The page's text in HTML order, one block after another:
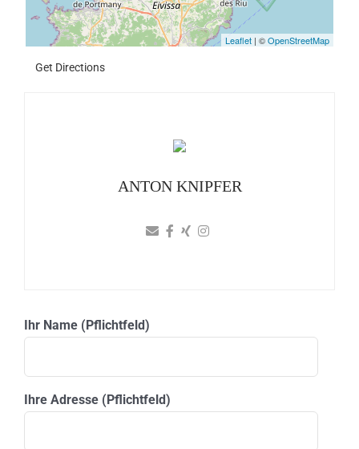
Leaflet | ©OpenStreetMap
Get Directions
ANTON KNIPFER
Ihr Name (Pflichtfeld)
Ihre Adresse (Pflichtfeld)